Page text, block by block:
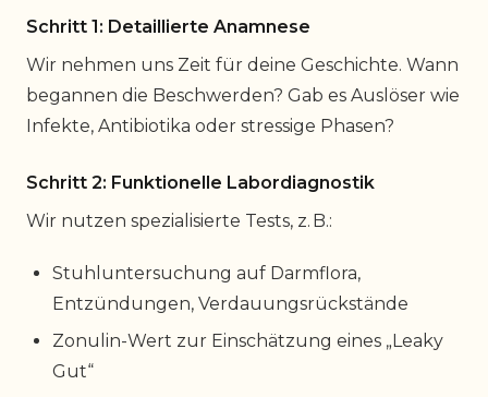
Schritt 1: Detaillierte Anamnese
Wir nehmen uns Zeit für deine Geschichte. Wann
begannen die Beschwerden? Gab es Auslöser wie
Infekte, Antibiotika oder stressige Phasen?
Schritt 2: Funktionelle Labordiagnostik
Wir nutzen spezialisierte Tests, z. B.:
Stuhluntersuchung auf Darmflora,
Entzündungen, Verdauungsrückstände
Zonulin-Wert zur Einschätzung eines „Leaky
Gut“